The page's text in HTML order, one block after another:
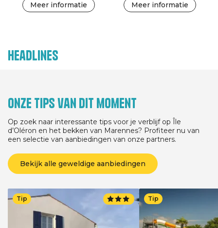
Meer informatie Meer informatie
Headlines
Onze tips van dit moment
Op zoek naar interessante tips voor je verblijf op Île
d’Oléron en het bekken van Marennes? Profiteer nu van
een selectie van aanbiedingen van onze partners.
Bekijk alle geweldige aanbiedingen
Tip Tip